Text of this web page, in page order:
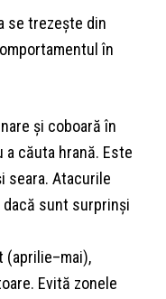
se trezește din
în
și coboară în
căuta hrană. Este
seara. Atacurile
sunt surprinși
(aprilie–mai),
Evită zonele